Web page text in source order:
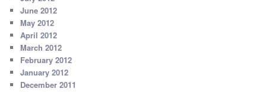
June 2012
May 2012
April 2012
March 2012
February 2012
January 2012
December 2011